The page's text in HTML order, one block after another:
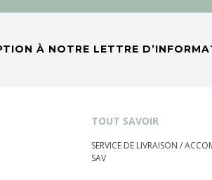
À NOTRE LETTRE
TOUT SAVOIR
SERVICE DE LIVRAISON /
SAV